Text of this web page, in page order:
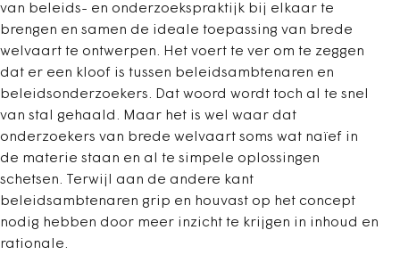
van beleids- en onderzoeks­praktijk bij elkaar te
brengen en samen de ideale toepassing van brede
welvaart te ontwerpen. Het voert te ver om te zeggen
dat er een kloof is tussen beleidsambtenaren en
beleidsonderzoekers. Dat woord wordt toch al te snel
van stal gehaald. Maar het is wel waar dat
onderzoekers van brede welvaart soms wat naïef in
de materie staan en al te simpele oplossingen
schetsen. Terwijl aan de andere kant
beleidsambtenaren grip en houvast op het concept
nodig hebben door meer inzicht te krijgen in ­inhoud en
rationale.